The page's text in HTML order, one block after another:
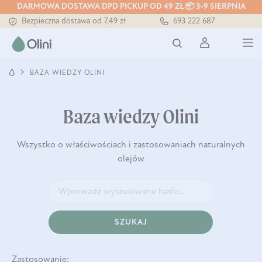
DARMOWA DOSTAWA DPD PICKUP OD 49 ZŁ 📦 3-9 SIERPNIA
Bezpieczna dostawa od 7,49 zł
Darmowa dostawa od 199 zł
693 222 687
BAZA WIEDZY OLINI
Baza wiedzy Olini
Wszystko o właściwościach i zastosowaniach naturalnych
olejów
SZUKAJ
Zastosowanie: